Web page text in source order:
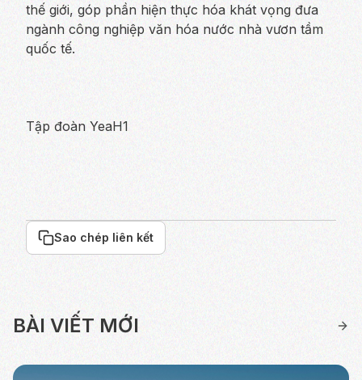
thế giới, góp phần hiện thực hóa khát vọng đưa
ngành công nghiệp văn hóa nước nhà vươn tầm
quốc tế.
Tập đoàn YeaH1
Sao chép liên kết
BÀI VIẾT MỚI